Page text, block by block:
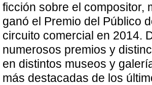
ficción sobre el compositor,
ganó el Premio del Público
circuito comercial en 2014.
numerosos premios y
en distintos museos y
más destacadas de los